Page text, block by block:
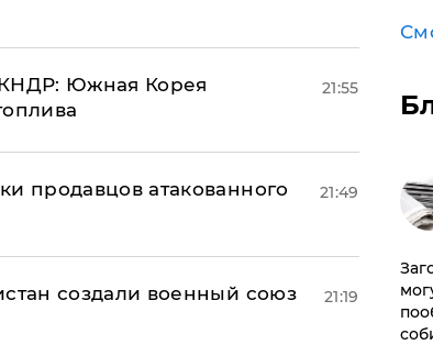
КНДР: Южная Корея
21:55
продавцов атакованного
21:49
создали военный союз
21:19